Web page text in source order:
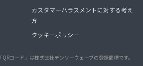
カスタマーハラスメントに対する考え
方
クッキーポリシー
「QRコード」は株式会社デンソーウェーブの登録商標です。